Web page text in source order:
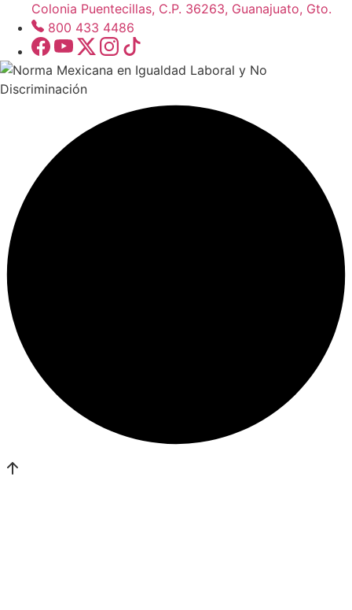
Colonia Puentecillas, C.P. 36263, Guanajuato, Gto.
800 433 4486